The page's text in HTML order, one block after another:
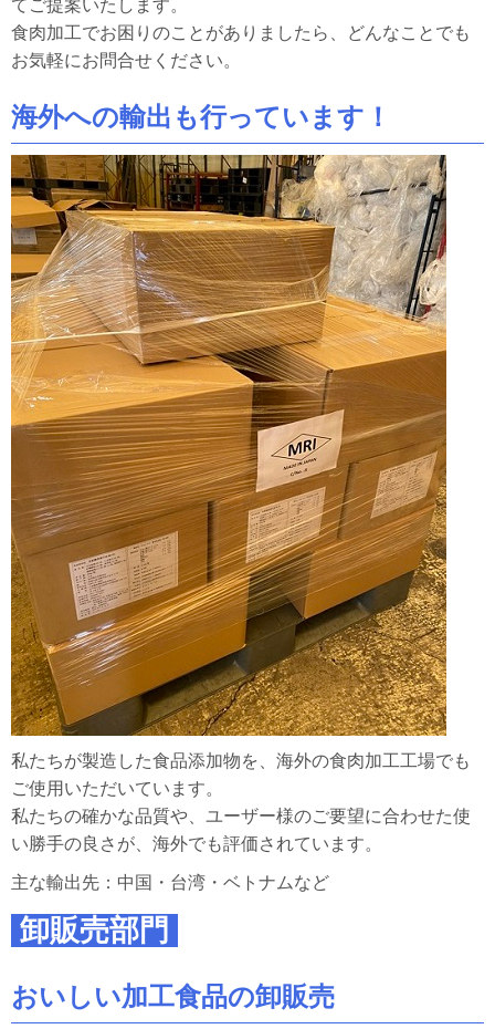
てご提案いたします。
食肉加工でお困りのことがありましたら、どんなことでも
お気軽にお問合せください。
海外への輸出も行っています！
私たちが製造した食品添加物を、海外の食肉加工工場でも
ご使用いただいています。
私たちの確かな品質や、ユーザー様のご要望に合わせた使
い勝手の良さが、海外でも評価されています。
主な輸出先：中国・台湾・ベトナムなど
卸販売部門
おいしい加工食品の卸販売